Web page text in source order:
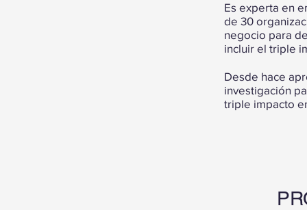
Es experta en
de 30
negocio para
incluir el triple
Desde hace
investigación
triple impacto